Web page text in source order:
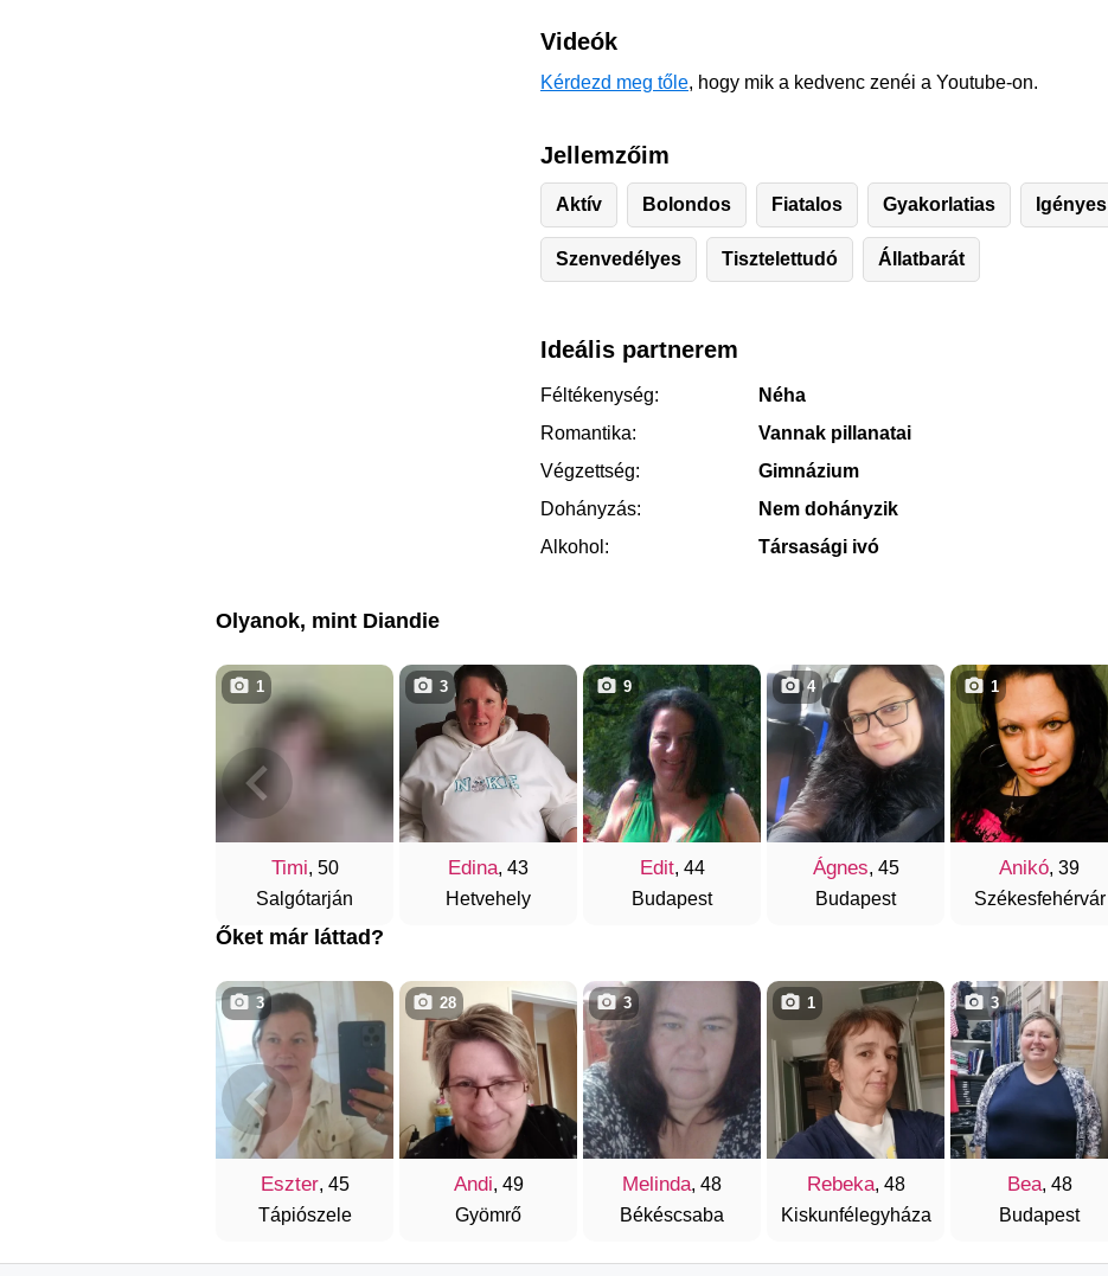
Videók
Kérdezd meg tőle, hogy mik a kedvenc zenéi a Youtube-on.
Jellemzőim
Aktív Bolondos Fiatalos Gyakorlatias Igényes
Szenvedélyes Tisztelettudó Állatbarát
Ideális partnerem
Féltékenység:
Néha
Romantika:
Vannak pillanatai
Végzettség:
Gimnázium
Dohányzás:
Nem dohányzik
Alkohol:
Társasági ivó
Olyanok, mint Diandie
Timi, 50
Salgótarján
1
Edina, 43
Hetvehely
3
Edit, 44
Budapest
9
Ágnes, 45
Budapest
4
Anikó, 39
Székesfehérvár
1
Őket már láttad?
Eszter, 45
Tápiószele
3
Andi, 49
Gyömrő
28
Melinda, 48
Békéscsaba
3
Rebeka, 48
Kiskunfélegyháza
1
Bea, 48
Budapest
3